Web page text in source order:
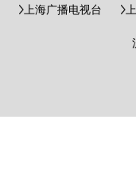
上海广播电视台